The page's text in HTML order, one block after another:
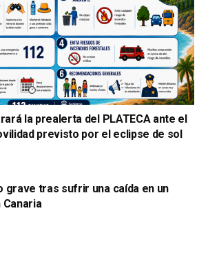
la prealerta del PLATECA ante el
previsto por el eclipse de sol
grave tras sufrir una caída en un
Canaria